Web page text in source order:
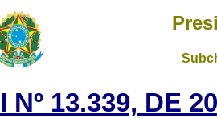
Nº 13.339, DE